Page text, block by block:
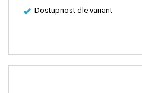
Dostupnost dle variant